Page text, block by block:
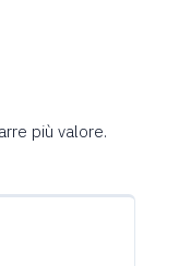
più valore.